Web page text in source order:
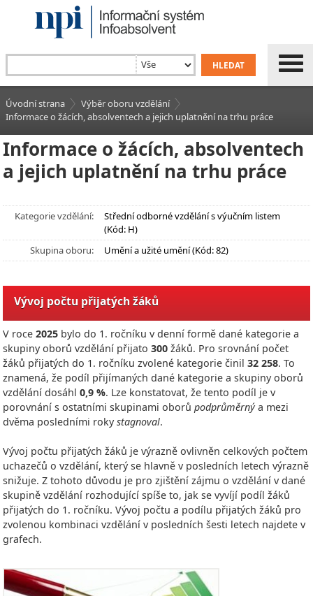
Úvodní strana
Výběr oboru vzdělání
Informace o žácích, absolventech a jejich uplatnění na trhu práce
Informace o žácích, absolventech
a jejich uplatnění na trhu práce
Kategorie vzdělání:
Střední odborné vzdělání s výučním listem
(Kód: H)
Skupina oboru:
Umění a užité umění (Kód: 82)
Vývoj počtu přijatých žáků
V roce 2025 bylo do 1. ročníku v denní formě dané kategorie a
skupiny oborů vzdělání přijato 300 žáků. Pro srovnání počet
žáků přijatých do 1. ročníku zvolené kategorie činil 32 258. To
znamená, že podíl přijímaných dané kategorie a skupiny oborů
vzdělání dosáhl 0,9 %. Lze konstatovat, že tento podíl je v
porovnání s ostatními skupinami oborů podprůměrnýa mezi
dvěma posledními rokystagnoval.
Vývoj počtu přijatých žáků je výrazně ovlivněn celkových počtem
uchazečů o vzdělání, který se hlavně v posledních letech výrazně
snižuje. Z tohoto důvodu je pro zjištění zájmu o vzdělání v dané
skupině vzdělání rozhodující spíše to, jak se vyvíjí podíl žáků
přijatých do 1. ročníku. Vývoj počtu a podílu přijatých žáků pro
zvolenou kombinaci vzdělání v posledních šesti letech najdete v
grafech.